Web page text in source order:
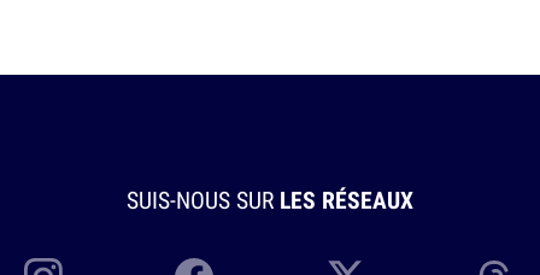
SUIS-NOUS SUR LES RÉSEAUX